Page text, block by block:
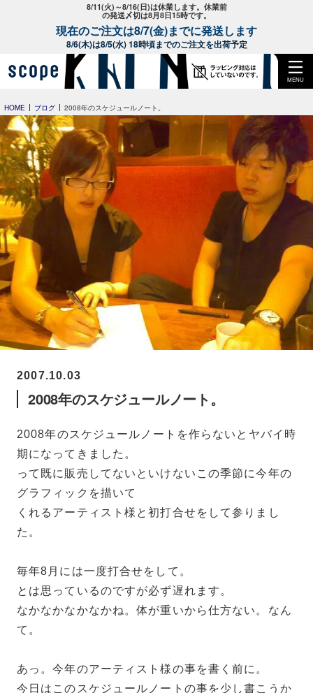
8/11(火)～8/16(日)は休業します。休業前
の発送〆切は8月8日15時です。
現在のご注文は8/7(金)までに発送します
8/6(木)は8/5(水) 18時頃までのご注文を出荷予定
MENU
HOME ブログ 2008年のスケジュールノート。
2007.10.03
2008年のスケジュールノート。
2008年のスケジュールノートを作らないとヤバイ時
期になってきました。
って既に販売してないといけないこの季節に今年の
グラフィックを描いて
くれるアーティスト様と初打合せをして参りまし
た。
毎年8月には一度打合せをして。
とは思っているのですが必ず遅れます。
なかなかなかなかね。体が重いから仕方ない。なん
て。
あっ。今年のアーティスト様の事を書く前に。
今日はこのスケジュールノートの事を少し書こうか